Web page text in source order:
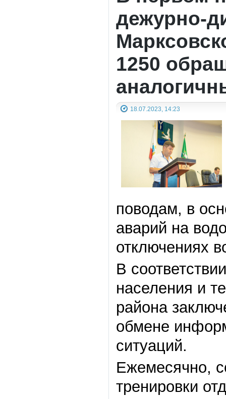
дежурно-
1250
18.07.2023, 14:23
поводам, в
аварий на
отключениях
В
населения и
района
обмене
ситуаций.
Ежемесячно,
тренировки